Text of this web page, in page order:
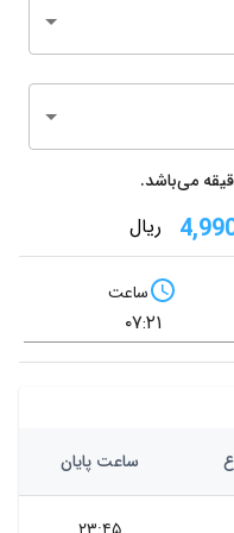
اورژانس مسمومیت های دارویی_
و سی تی اسکن قفسه سینه و
می‌باشد.
ریال
ساعت
ساعت پایان